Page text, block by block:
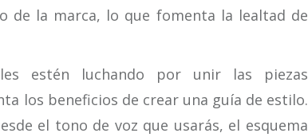
de la marca, lo que fomenta la lealtad de
estén luchando por unir las piezas
los beneficios de crear una guía de estilo.
el tono de voz que usarás, el esquema